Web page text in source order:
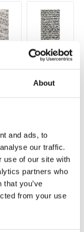
About
and ads, to
our traffic.
use of our site with
partners who
you’ve
from your use
Lägg
Artikelnr